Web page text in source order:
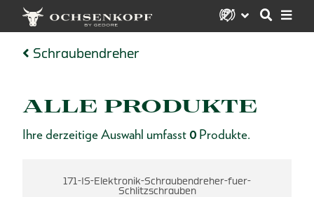
Schraubendreher
ALLE PRODUKTE
Ihre derzeitige Auswahl umfasst 0 Produkte.
171-IS-Elektronik-Schraubendreher-fuer-
Schlitzschrauben